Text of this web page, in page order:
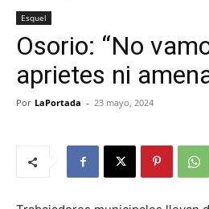
Portada
Esquel
Osorio: “No
aprietes ni
Por LaPortada - 23 mayo, 2024